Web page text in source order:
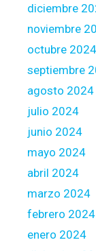
i
d
e
r
diciembre
noviembre
octubre 2024
septiembre
agosto 2024
julio 2024
junio 2024
mayo 2024
abril 2024
marzo 2024
febrero 2024
enero 2024